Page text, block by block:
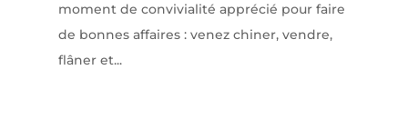
moment de convivialité apprécié pour faire
de bonnes affaires : venez chiner, vendre,
flâner et...